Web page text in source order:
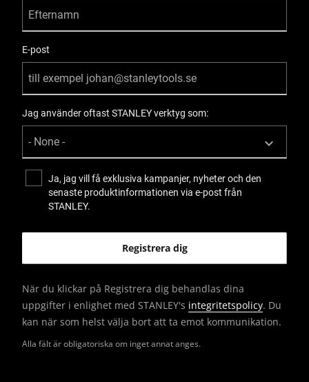
Alla fält är obligatoriska om inget annat anges.
E-post
Jag använder oftast STANLEY verktyg som:
Ja, jag vill få exklusiva kampanjer, nyheter och den
senaste produktinformationen via e-post från
STANLEY.
När du klickar på Registrera dig behandlas dina
uppgifter i enlighet med STANLEY's integritetspolicy. Du
kan när som helst välja bort att ta emot kommunikation.